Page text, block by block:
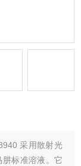
采用散射光
肼标准溶液。它